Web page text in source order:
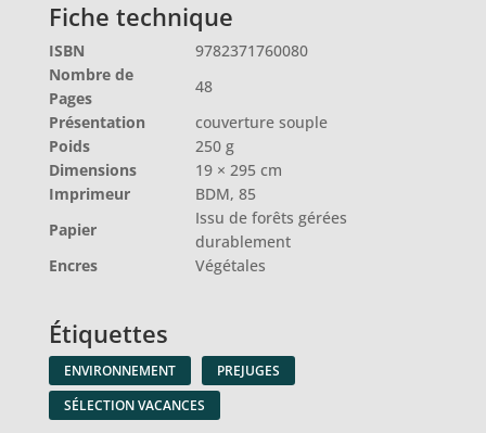
Fiche technique
ISBN
9782371760080
Nombre de
Pages
48
Présentation
couverture souple
Poids
250 g
Dimensions
19 × 295 cm
Imprimeur
BDM, 85
Papier
Issu de forêts gérées
durablement
Encres
Végétales
Étiquettes
ENVIRONNEMENT
PREJUGES
SÉLECTION VACANCES